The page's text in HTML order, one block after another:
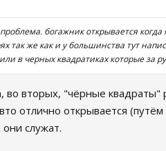
богажник открывается
так же как и у большинства тут
в черных квадратиках которые за
во вторых, "чёрные квадраты"
отлично открывается
служат.